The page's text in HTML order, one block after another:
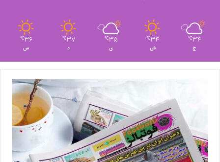
34
℃
ج
34
℃
ش
35
℃
ی
37
℃
د
36
℃
س